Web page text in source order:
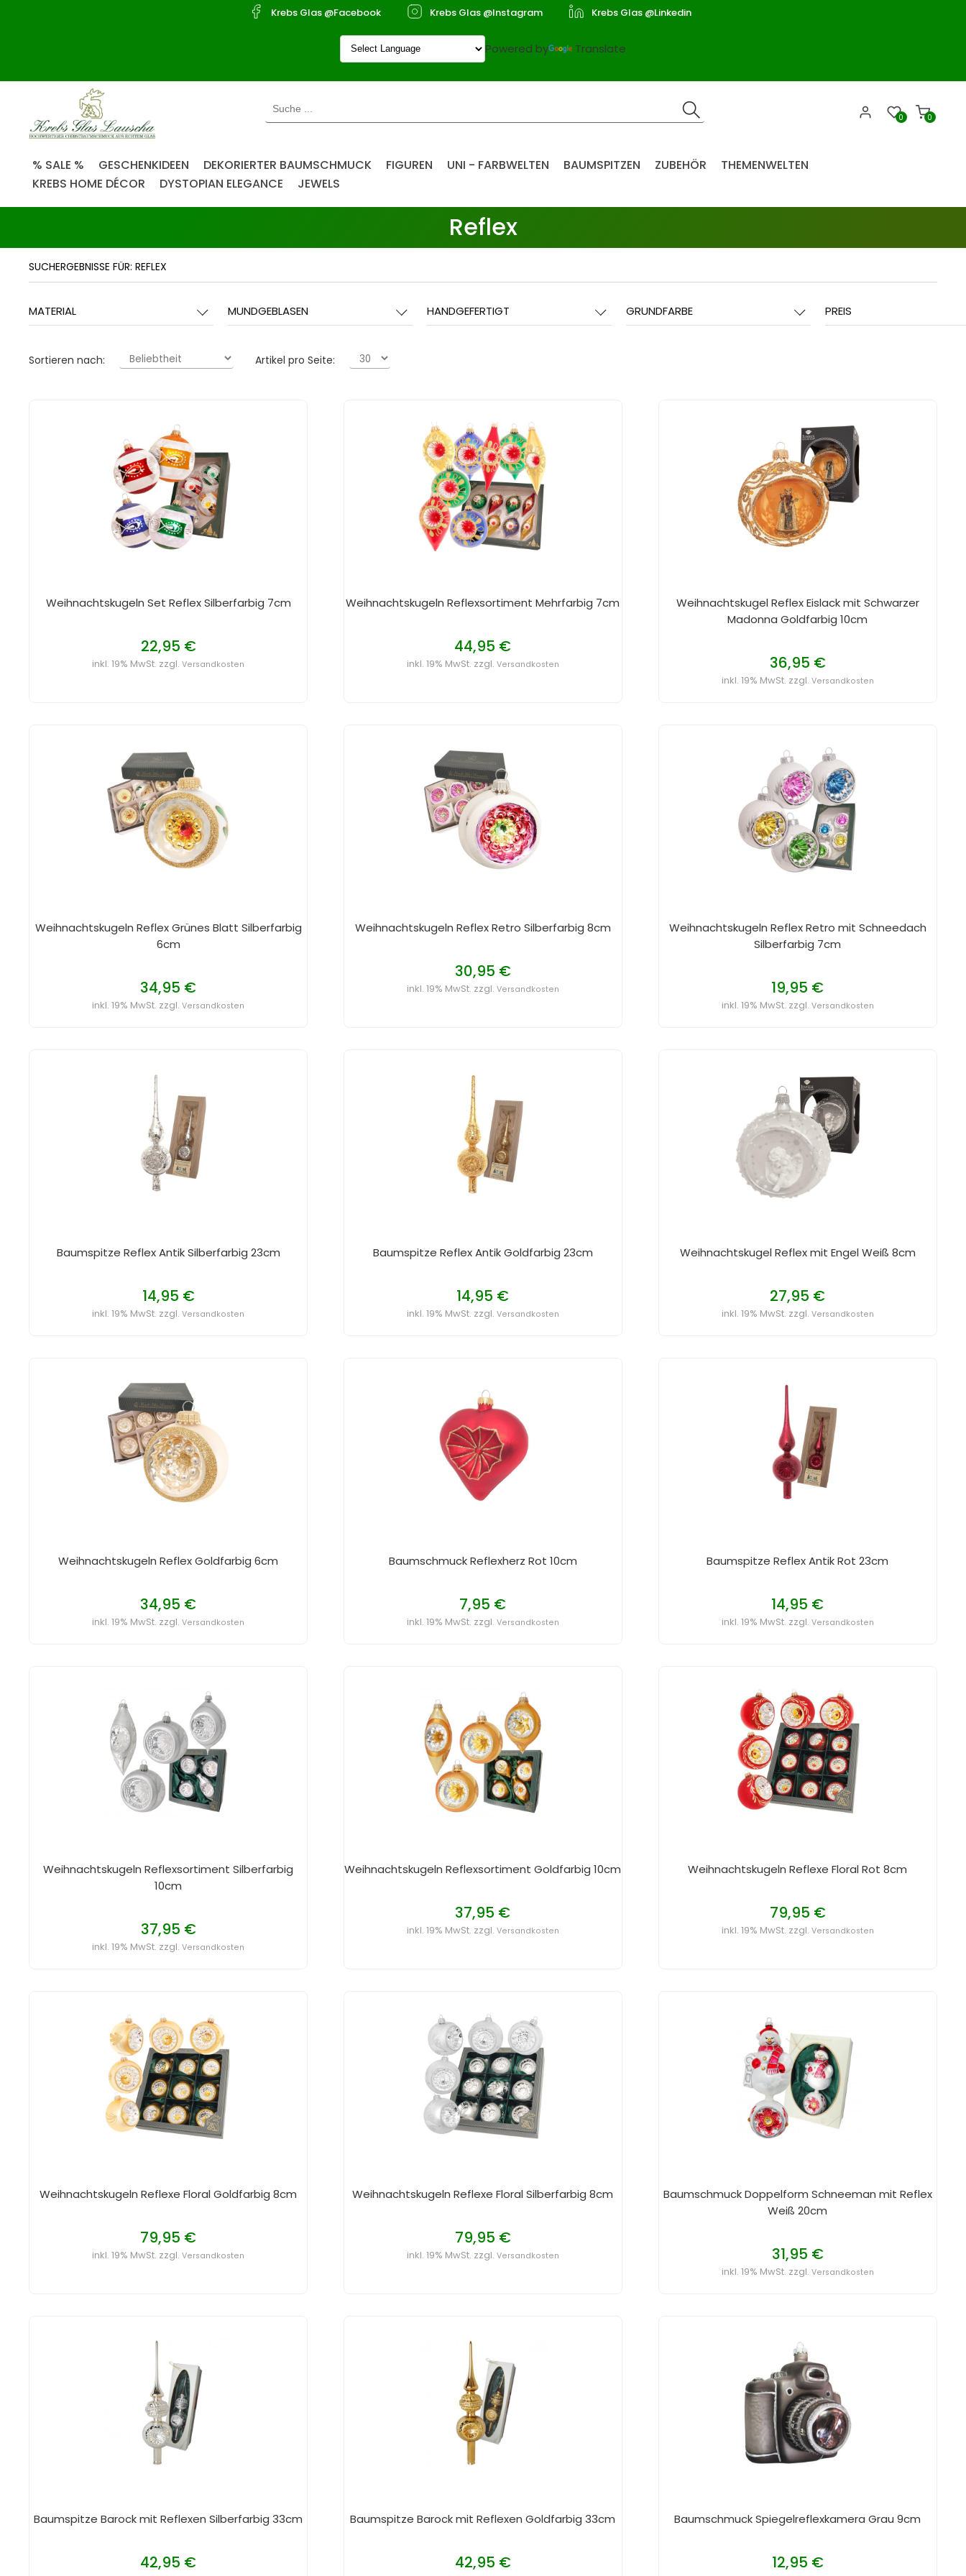
Barrierefreiheitsmenü
I,
springen.
(alt + i)
Krebs Glas @Facebook Krebs Glas @Instagram Krebs Glas @Linkedin
Powered by Translate
0
0
% SALE % GESCHENKIDEEN DEKORIERTER BAUMSCHMUCK FIGUREN UNI - FARBWELTEN BAUMSPITZEN ZUBEHÖR
THEMENWELTEN
KREBS HOME DÉCOR
DYSTOPIAN ELEGANCE JEWELS
Reflex
SUCHERGEBNISSE FÜR: REFLEX
MATERIAL MUNDGEBLASEN HANDGEFERTIGT GRUNDFARBE PREIS
Sortieren nach: Artikel pro Seite:
Weihnachtskugeln Set Reflex Silberfarbig 7cm
22,95 €
inkl. 19% MwSt. zzgl.Versandkosten
Weihnachtskugeln Reflexsortiment Mehrfarbig 7cm
44,95 €
inkl. 19% MwSt. zzgl. Versandkosten
Weihnachtskugel Reflex Eislack mit Schwarzer
Madonna Goldfarbig 10cm
36,95 €
inkl. 19% MwSt. zzgl. Versandkosten
Weihnachtskugeln Reflex Grünes Blatt Silberfarbig
6cm
34,95 €
inkl. 19% MwSt. zzgl.Versandkosten
Weihnachtskugeln Reflex Retro Silberfarbig 8cm
30,95 €
inkl. 19% MwSt. zzgl. Versandkosten
Weihnachtskugeln Reflex Retro mit Schneedach
Silberfarbig 7cm
19,95 €
inkl. 19% MwSt. zzgl. Versandkosten
Baumspitze Reflex Antik Silberfarbig 23cm
14,95 €
inkl. 19% MwSt. zzgl.Versandkosten
Baumspitze Reflex Antik Goldfarbig 23cm
14,95 €
inkl. 19% MwSt. zzgl. Versandkosten
Weihnachtskugel Reflex mit Engel Weiß 8cm
27,95 €
inkl. 19% MwSt. zzgl. Versandkosten
Weihnachtskugeln Reflex Goldfarbig 6cm
34,95 €
inkl. 19% MwSt. zzgl.Versandkosten
Baumschmuck Reflexherz Rot 10cm
7,95 €
inkl. 19% MwSt. zzgl. Versandkosten
Baumspitze Reflex Antik Rot 23cm
14,95 €
inkl. 19% MwSt. zzgl. Versandkosten
Weihnachtskugeln Reflexsortiment Silberfarbig
10cm
37,95 €
inkl. 19% MwSt. zzgl.Versandkosten
Weihnachtskugeln Reflexsortiment Goldfarbig 10cm
37,95 €
inkl. 19% MwSt. zzgl. Versandkosten
Weihnachtskugeln Reflexe Floral Rot 8cm
79,95 €
inkl. 19% MwSt. zzgl. Versandkosten
Weihnachtskugeln Reflexe Floral Goldfarbig 8cm
79,95 €
inkl. 19% MwSt. zzgl.Versandkosten
Weihnachtskugeln Reflexe Floral Silberfarbig 8cm
79,95 €
inkl. 19% MwSt. zzgl. Versandkosten
Baumschmuck Doppelform Schneeman mit Reflex
Weiß 20cm
31,95 €
inkl. 19% MwSt. zzgl. Versandkosten
Baumspitze Barock mit Reflexen Silberfarbig 33cm
42,95 €
Baumspitze Barock mit Reflexen Goldfarbig 33cm
42,95 €
Baumschmuck Spiegelreflexkamera Grau 9cm
12,95 €